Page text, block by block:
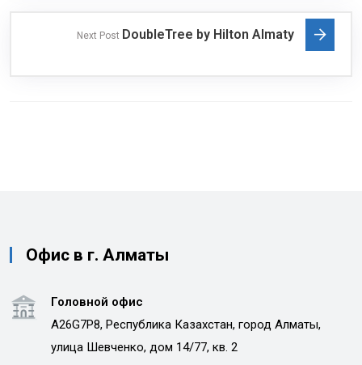
Next Post DoubleTree by Hilton Almaty
Офис в г. Алматы
Головной офис
A26G7P8, Республика Казахстан, город Алматы,
улица Шевченко, дом 14/77, кв. 2